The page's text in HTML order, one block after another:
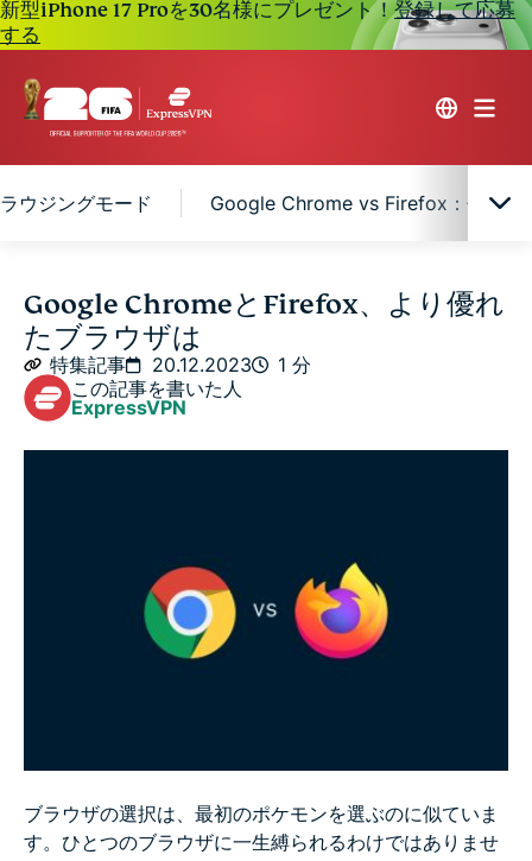
新型iPhone 17 Proを30名様にプレゼント！登録して応募
する
ウジングモード Google Chrome vs Firefox：使いや
Google ChromeとFirefox：概要
Google Chrome vs Firefox: パフォーマンス
Google Chrome vs Firefox：プライバシーとセキュ
リティ
Google Chrome vs Firefox：使いやすさ
Google Chrome vs Firefox：結論
Google ChromeとFirefox、より優れ
たブラウザは
特集記事 20.12.2023
1 分
この記事を書いた人
ExpressVPN
ブラウザの選択は、最初のポケモンを選ぶのに似ていま
す。ひとつのブラウザに一生縛られるわけではありませ